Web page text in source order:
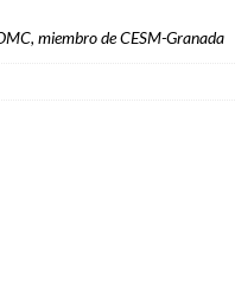
miembro de CESM-Granada